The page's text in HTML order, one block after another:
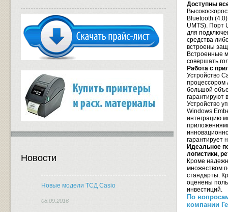
Новости
Новые модели ТСД Casio
08.09.2016
Доступны
Bluetooth
UMTS). Порт
для
средства
встроены
Встроенные
совершать
Работа с
Устройство
процессором
большой
гарантируют
Устройство
Windows
интеграцию
гарантирует
Идеальное
логистики,
Кроме
множеством
стандарты.
оценены
инвестиций.
По
компании